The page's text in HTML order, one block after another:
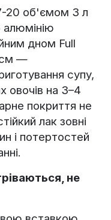
20 об'ємом 3 л
алюмінію
дном Full
см —
супу,
овочів на 3–4
покриття не
лак зовні
і потертостей
не